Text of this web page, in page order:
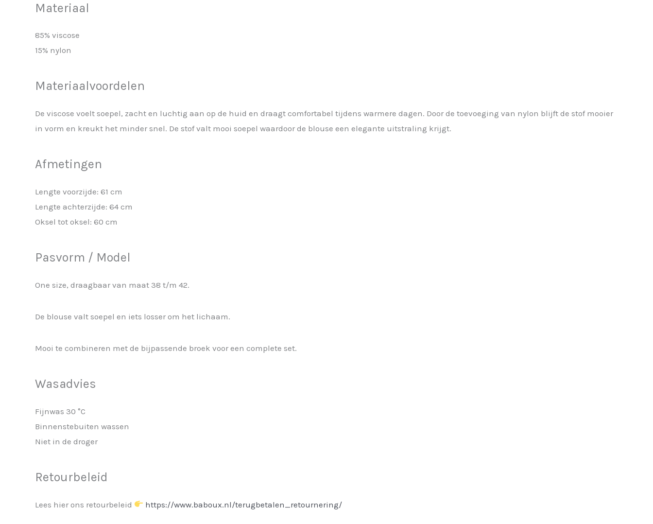
Materiaal
85% viscose
15% nylon
Materiaalvoordelen
De viscose voelt soepel, zacht en luchtig aan op de huid en draagt comfortabel tijdens warmere dagen. Door de toevoeging van nylon blijft de stof mooier
in vorm en kreukt het minder snel. De stof valt mooi soepel waardoor de blouse een elegante uitstraling krijgt.
Afmetingen
Lengte voorzijde: 61 cm
Lengte achterzijde: 64 cm
Oksel tot oksel: 60 cm
Pasvorm / Model
One size, draagbaar van maat 38 t/m 42.
De blouse valt soepel en iets losser om het lichaam.
Mooi te combineren met de bijpassende broek voor een complete set.
Wasadvies
Fijnwas 30 °C
Binnenstebuiten wassen
Niet in de droger
Retourbeleid
Lees hier ons retourbeleid https://www.baboux.nl/terugbetalen_retournering/